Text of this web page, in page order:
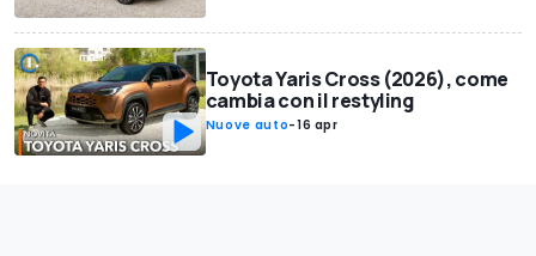
Toyota Yaris Cross (2026), come
cambia con il restyling
Nuove auto-16 apr